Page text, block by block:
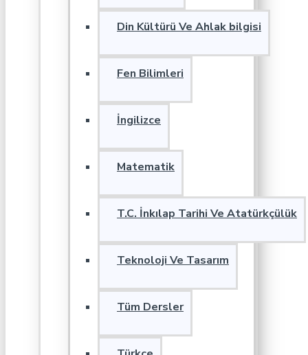
Din Kültürü Ve Ahlak bilgisi
Fen Bilimleri
İngilizce
Matematik
T.C. İnkılap Tarihi Ve Atatürkçülük
Teknoloji Ve Tasarım
Tüm Dersler